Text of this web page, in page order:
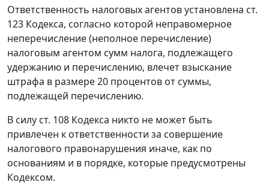
Ответственность налоговых агентов установлена ст.
123 Кодекса, согласно которой неправомерное
неперечисление (неполное перечисление)
налоговым агентом сумм налога, подлежащего
удержанию и перечислению, влечет взыскание
штрафа в размере 20 процентов от суммы,
подлежащей перечислению.
В силу ст. 108 Кодекса никто не может быть
привлечен к ответственности за совершение
налогового правонарушения иначе, как по
основаниям и в порядке, которые предусмотрены
Кодексом.